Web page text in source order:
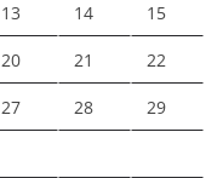
13 14 15
20 21 22
27 28 29